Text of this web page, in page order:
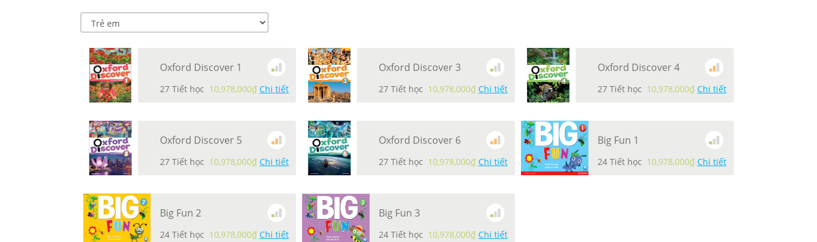
Oxford Discover 1
27 Tiết học 10,978,000₫ Chi tiết
Oxford Discover 3
27 Tiết học 10,978,000₫ Chi tiết
Oxford Discover 4
27 Tiết học 10,978,000₫ Chi tiết
Oxford Discover 5
27 Tiết học 10,978,000₫ Chi tiết
Oxford Discover 6
27 Tiết học 10,978,000₫ Chi tiết
Big Fun 1
24 Tiết học 10,978,000₫ Chi tiết
Big Fun 2
24 Tiết học 10,978,000₫ Chi tiết
Big Fun 3
24 Tiết học 10,978,000₫ Chi tiết